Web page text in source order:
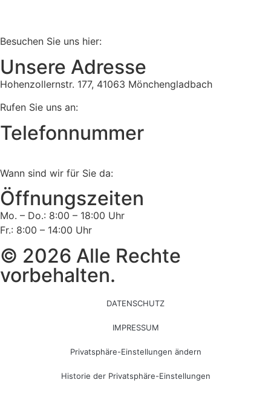
Besuchen Sie uns hier:
Unsere Adresse
Hohenzollernstr. 177, 41063 Mönchengladbach
Rufen Sie uns an:
Telefonnummer
Wann sind wir für Sie da:
Öffnungszeiten
Mo. – Do.: 8:00 – 18:00 Uhr
Fr.: 8:00 – 14:00 Uhr
© 2026 Alle Rechte
vorbehalten.
DATENSCHUTZ
IMPRESSUM
Privatsphäre-Einstellungen ändern
Historie der Privatsphäre-Einstellungen